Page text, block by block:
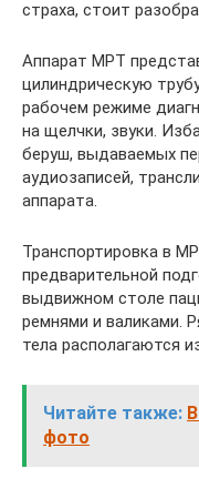
страха, стоит
Аппарат МРТ
цилиндрическую
рабочем режиме
на щелчки, звуки.
беруш, выдаваемых
аудиозаписей,
аппарата.
Транспортировка в
предварительной
выдвижном столе
ремнями и валиками.
тела располагаются
Читайте также:
фото